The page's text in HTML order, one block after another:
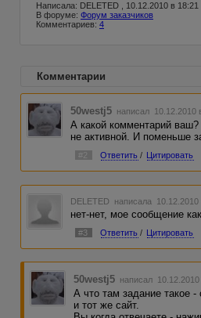
Написала: DELETED , 10.12.2010 в 18:21
В форуме: Форум заказчиков
Комментариев: 4
Комментарии
50westj5 написал 10.12.2010
А какой комментарий
не активной. И поменьше
#2 Ответить / Цитировать
DELETED написала 10.12.2010
нет-нет, мое сообщение
#3 Ответить / Цитировать
50westj5 написал 10.12.2010
А что там задание такое
и тот же сайт.